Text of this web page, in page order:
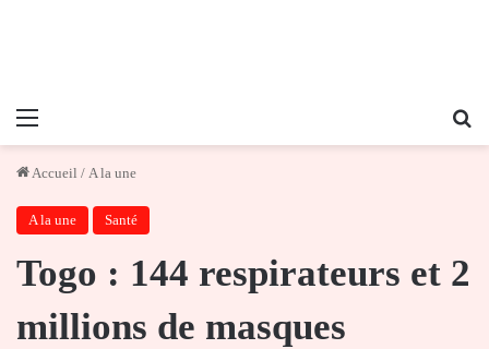
Menu
Accueil / A la une
A la une Santé
Togo : 144 respirateurs et 2
millions de masques